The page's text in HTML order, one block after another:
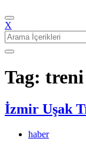
X
Search
for:
Tag: treni
İzmir Uşak
haber